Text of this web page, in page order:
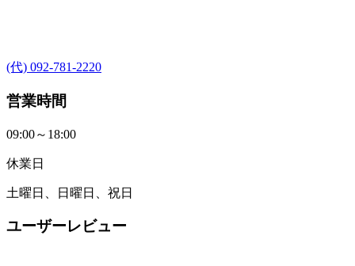
(代) 092-781-2220
営業時間
09:00～18:00
休業日
土曜日、日曜日、祝日
ユーザーレビュー